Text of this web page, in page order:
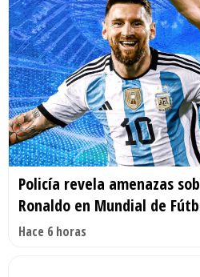
Policía revela amenazas
Ronaldo en Mundial de
Hace 6 horas